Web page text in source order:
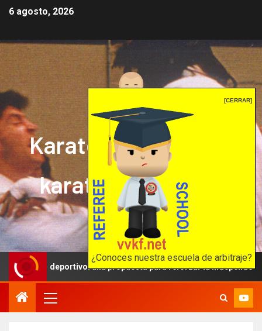
[CERRAR]
¿Conoces nuestra escuela de arbitraje?
6 agosto, 2026
Karate mrprepor: el
karate en internet
El karate en internet
una propuesta para reforzar la independencia arbitral